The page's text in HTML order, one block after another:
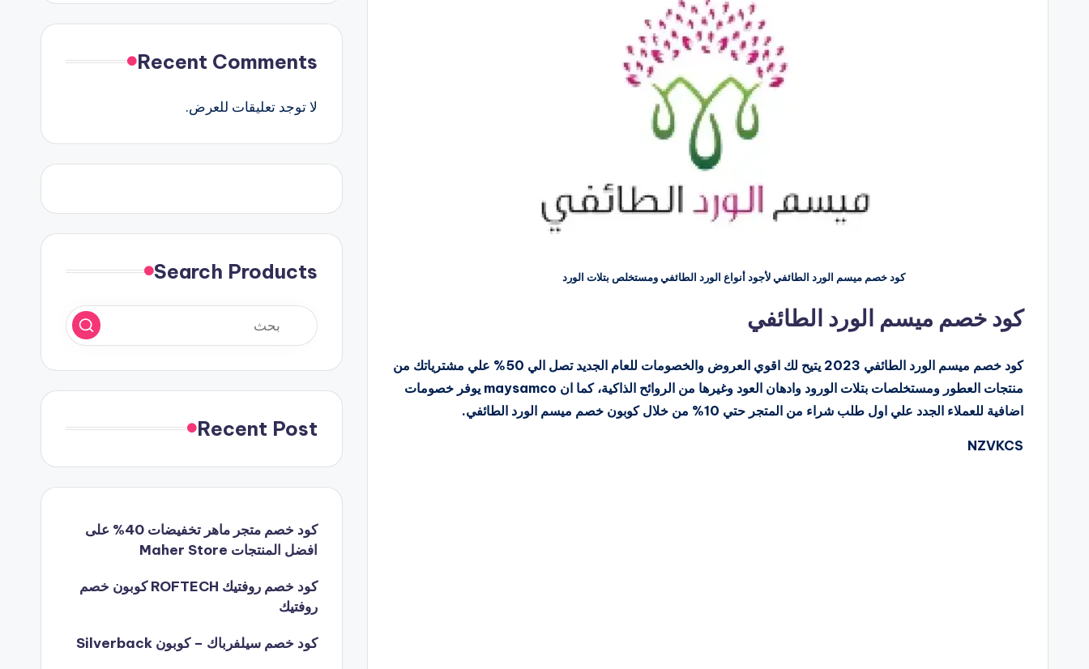
كود خصم ميسم الورد الطائفي لأجود أنواع الورد الطائفي ومستخلص بتلات الورد
كود خصم ميسم الورد الطائفي
كود خصم ميسم الورد الطائفي 2023 يتيح لك اقوي العروض والخصومات للعام الجديد تصل الي 50% علي مشترياتك من
منتجات العطور ومستخلصات بتلات الورود وادهان العود وغيرها من الروائح الذاكية، كما ان maysamco يوفر خصومات
اضافية للعملاء الجدد علي اول طلب شراء من المتجر حتي 10% من خلال كوبون خصم ميسم الورد الطائفي.
NZVKCS
Recent Comments
لا توجد تعليقات للعرض.
Search Products
Recent Post
كود خصم متجر ماهر تخفيضات 40% على
افضل المنتجات Maher Store
كود خصم روفتيك ROFTECH كوبون خصم
روفتيك
كود خصم سيلفرباك – كوبون Silverback